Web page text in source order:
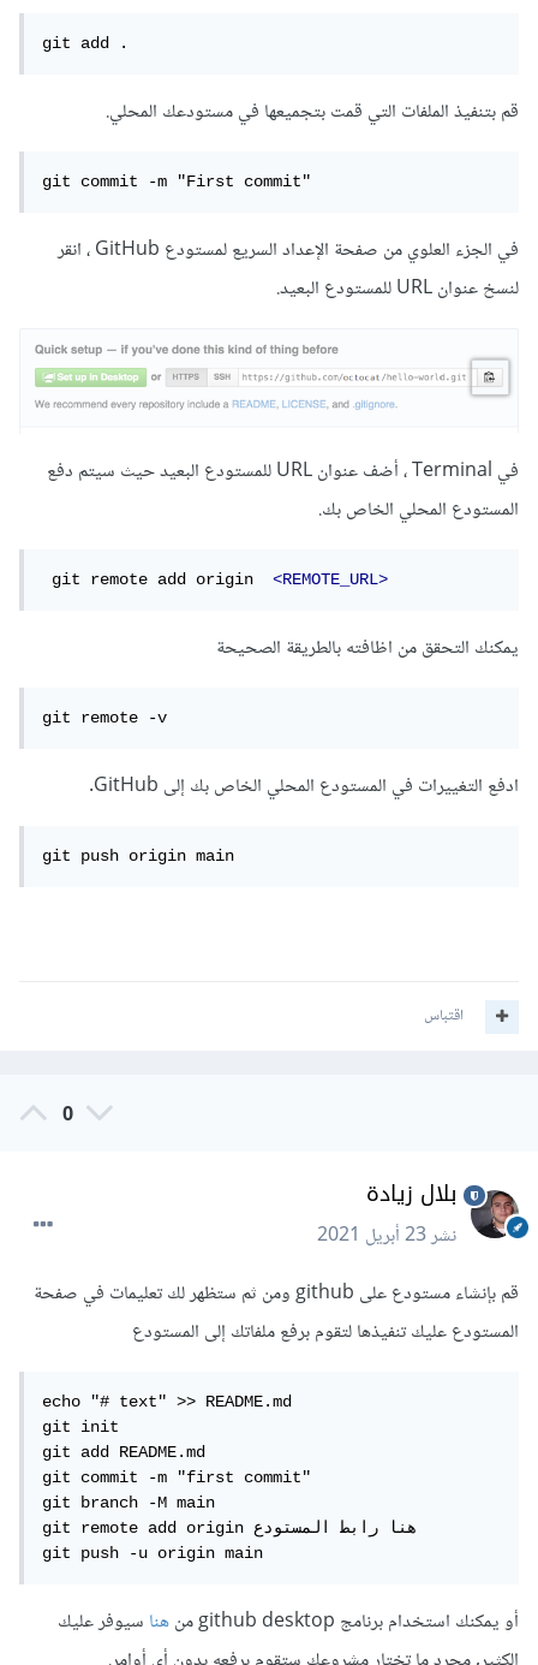
git add .
قم بتنفيذ الملفات التي قمت بتجميعها في مستودعك المحلي.
git commit -m "First commit"
في الجزء العلوي من صفحة الإعداد السريع لمستودع GitHub ، انقر
لنسخ عنوان URL للمستودع البعيد.
في Terminal ، أضف عنوان URL للمستودع البعيد حيث سيتم دفع
المستودع المحلي الخاص بك.
git remote add origin <REMOTE_URL>
يمكنك التحقق من اظافته بالطريقة الصحيحة
git remote -v
ادفع التغييرات في المستودع المحلي الخاص بك إلى GitHub.
git push origin main
اقتباس
0
بلال زيادة
نشر23 أبريل 2021
قم بإنشاء مستودع على github ومن ثم ستظهر لك تعليمات في صفحة
المستودع عليك تنفيذها لتقوم برفع ملفاتك إلى المستودع
echo "# text" >> README.md
git init
git add README.md
git commit -m "first commit"
git branch -M main
git remote add origin هنا رابط المستودع
git push -u origin main
أو يمكنك استخدام برنامج github desktop من هنا سيوفر عليك